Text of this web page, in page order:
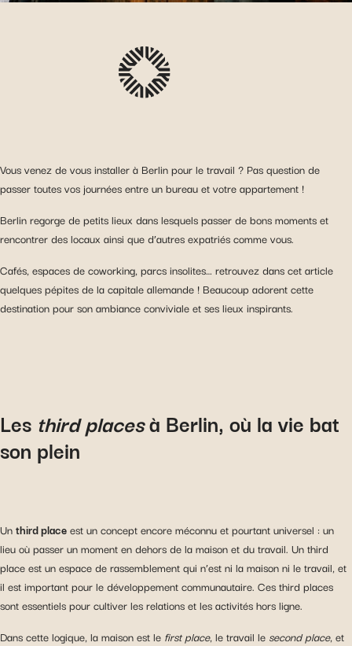
Vous venez de vous installer à Berlin pour le travail ? Pas question de
passer toutes vos journées entre un bureau et votre appartement !
Berlin regorge de petits lieux dans lesquels passer de bons moments et
rencontrer des locaux ainsi que d’autres expatriés comme vous.
Cafés, espaces de coworking, parcs insolites… retrouvez dans cet article
quelques pépites de la capitale allemande ! Beaucoup adorent cette
destination pour son ambiance conviviale et ses lieux inspirants.
Les third placesà Berlin, où la vie bat
son plein
Unthird placeest un concept encore méconnu et pourtant universel : un
lieu où passer un moment en dehors de la maison et du travail. Un third
place est un espace de rassemblement qui n’est ni la maison ni le travail, et
il est important pour le développement communautaire. Ces third places
sont essentiels pour cultiver les relations et les activités hors ligne.
Dans cette logique, la maison est le first place, le travail le second place, et